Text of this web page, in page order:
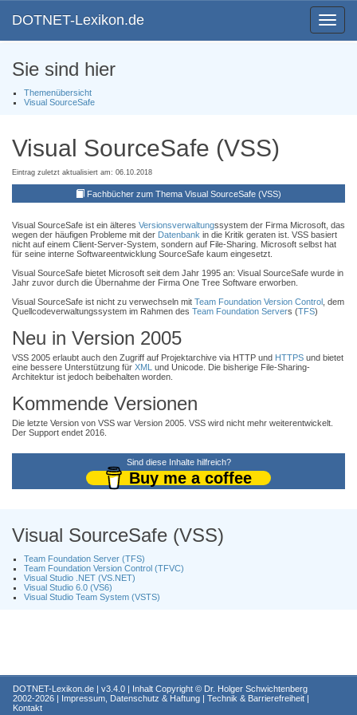
Toggle
DOTNET-Lexikon.de
Sie sind hier
Themenübersicht
Visual SourceSafe
Visual SourceSafe (VSS)
Eintrag zuletzt aktualisiert am: 06.10.2018
Fachbücher zum Thema Visual SourceSafe (VSS)
Visual SourceSafe ist ein älteres Versionsverwaltungssystem der Firma Microsoft, das
wegen der häufigen Probleme mit der Datenbank in die Kritik geraten ist. VSS basiert
nicht auf einem Client-Server-System, sondern auf File-Sharing. Microsoft selbst hat
für seine interne Softwareentwicklung SourceSafe kaum eingesetzt.
Visual SourceSafe bietet Microsoft seit dem Jahr 1995 an: Visual SourceSafe wurde in
Jahr zuvor durch die Übernahme der Firma One Tree Software erworben.
Visual SourceSafe ist nicht zu verwechseln mit Team Foundation Version Control , dem
Quellcodeverwaltungssystem im Rahmen des Team Foundation Servers (TFS)
Neu in Version 2005
VSS 2005 erlaubt auch den Zugriff auf Projektarchive via HTTP und HTTPS und bietet
eine bessere Unterstützung für XML und Unicode. Die bisherige File-Sharing-
Architektur ist jedoch beibehalten worden.
Kommende Versionen
Die letzte Version von VSS war Version 2005. VSS wird nicht mehr weiterentwickelt.
Der Support endet 2016.
Sind diese Inhalte hilfreich?
Buy me a coffee
Visual SourceSafe (VSS)
Team Foundation Server (TFS)
Team Foundation Version Control (TFVC)
Visual Studio .NET (VS.NET)
Visual Studio 6.0 (VS6)
Visual Studio Team System (VSTS)
DOTNET-Lexikon.de | v3.4.0 | Inhalt Copyright © Dr. Holger Schwichtenberg
2002-2026 | Impressum, Datenschutz & Haftung | Technik & Barrierefreiheit |
Kontakt